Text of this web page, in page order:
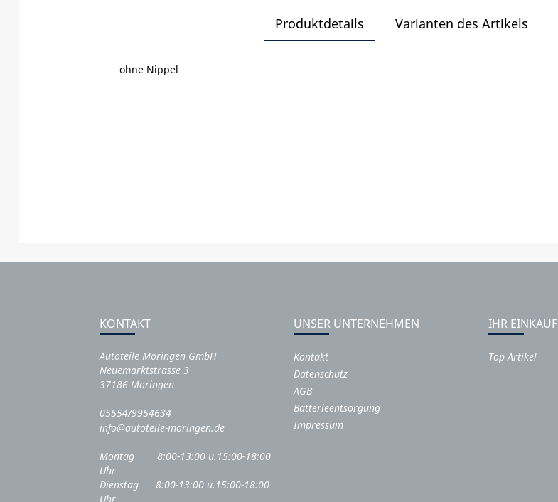
Produktdetails Varianten des Artikels
ohne Nippel
KONTAKT
Autoteile Moringen GmbH
Neuemarktstrasse 3
37186 Moringen
05554/9954634
info@autoteile-moringen.de
Montag 8:00-13:00 u.15:00-18:00
Uhr
Dienstag 8:00-13:00 u.15:00-18:00
Uhr
UNSER UNTERNEHMEN
Kontakt
Datenschutz
AGB
Batterieentsorgung
Impressum
IHR EINKAUF
Top Artikel